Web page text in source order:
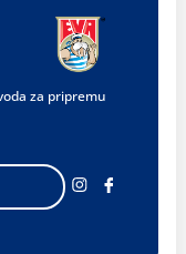
za pripremu